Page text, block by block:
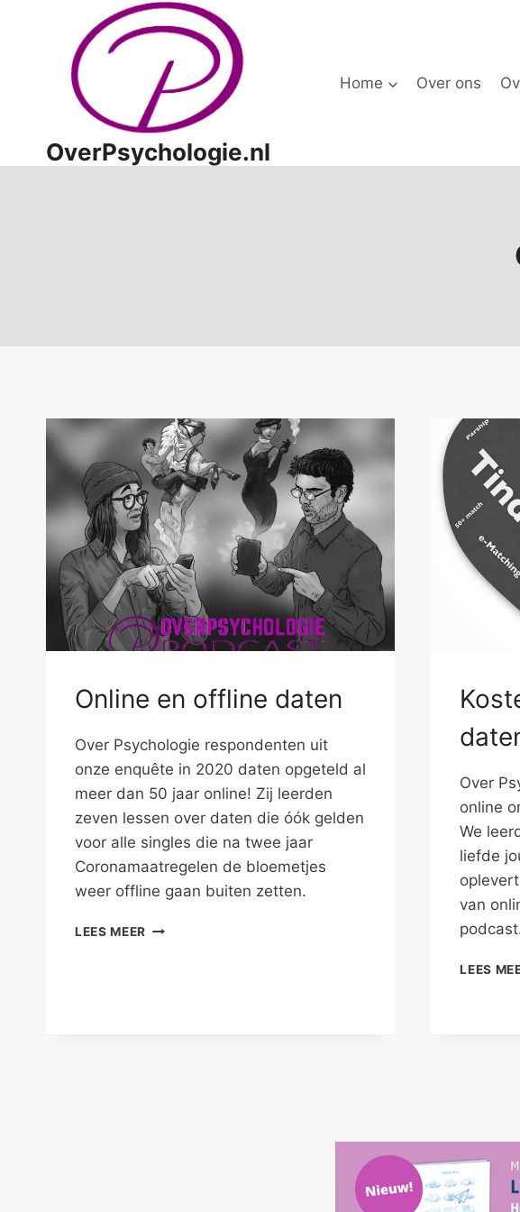
OverPsychologie.nl
Home Over ons
Online en offline daten
Over Psychologie respondenten uit
onze enquête in 2020 daten opgeteld al
meer dan 50 jaar online! Zij leerden
zeven lessen over daten die óók gelden
voor alle singles die na twee jaar
Coronamaatregelen de bloemetjes
weer offline gaan buiten zetten.
LEES MEER ONLINE
Over
online
We
liefde
van
LEES